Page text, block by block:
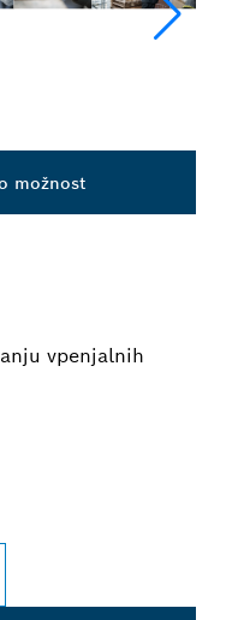
vpenjalnih
možnost